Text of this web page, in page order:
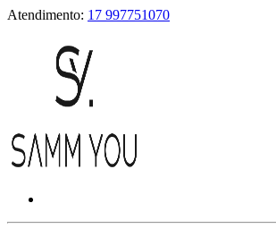
Atendimento: 17 997751070